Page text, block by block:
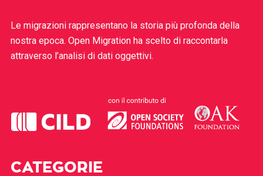
Le migrazioni rappresentano la storia più profonda della
nostra epoca. Open Migration ha scelto di raccontarla
attraverso l’analisi di dati oggettivi.
CATEGORIE